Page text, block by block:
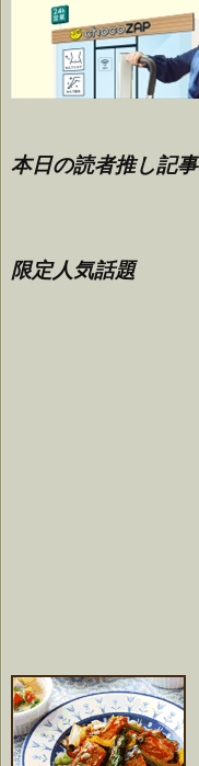
本日の読者推し記事
限定人気話題